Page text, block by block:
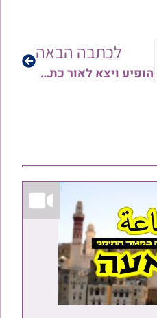
לכתבה הבאה
הופיע ויצא לאור כתב עת למורשת יהודי תימן 'תהודה' – בהוצאת האגודה לטיפוח חברה ותרבות | אסופת מאמרים לזכר מרן הרב יוסף צובירי זצ"ל